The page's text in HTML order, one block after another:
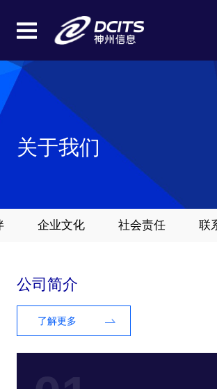
关于我们
企业文化 社会责任 联
公司简介
了解更多